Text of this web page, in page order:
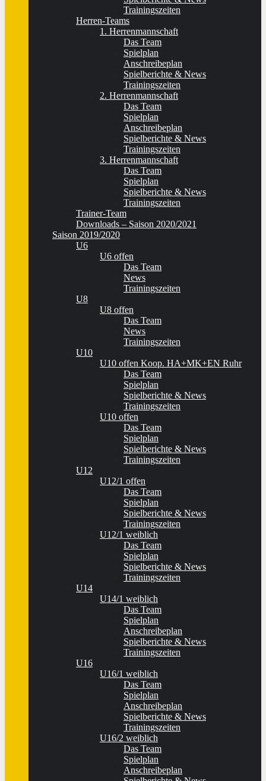
Trainingszeiten
Herren-Teams
1. Herrenmannschaft
Das Team
Spielplan
Anschreibeplan
Spielberichte & News
Trainingszeiten
2. Herrenmannschaft
Das Team
Spielplan
Anschreibeplan
Spielberichte & News
Trainingszeiten
3. Herrenmannschaft
Das Team
Spielplan
Spielberichte & News
Trainingszeiten
Trainer-Team
Downloads – Saison 2020/2021
Saison 2019/2020
U6
U6 offen
Das Team
News
Trainingszeiten
U8
U8 offen
Das Team
News
Trainingszeiten
U10
U10 offen Koop. HA+MK+EN Ruhr
Das Team
Spielplan
Spielberichte & News
Trainingszeiten
U10 offen
Das Team
Spielplan
Spielberichte & News
Trainingszeiten
U12
U12/1 offen
Das Team
Spielplan
Spielberichte & News
Trainingszeiten
U12/1 weiblich
Das Team
Spielplan
Spielberichte & News
Trainingszeiten
U14
U14/1 weiblich
Das Team
Spielplan
Anschreibeplan
Spielberichte & News
Trainingszeiten
U16
U16/1 weiblich
Das Team
Spielplan
Anschreibeplan
Spielberichte & News
Trainingszeiten
U16/2 weiblich
Das Team
Spielplan
Anschreibeplan